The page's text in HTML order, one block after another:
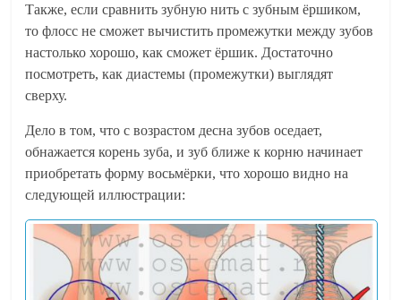
Также, если сравнить зубную нить с зубным ёршиком,
то флосс не сможет вычистить промежутки между зубов
настолько хорошо, как сможет ёршик. Достаточно
посмотреть, как диастемы (промежутки) выглядят
сверху.
Дело в том, что с возрастом десна зубов оседает,
обнажается корень зуба, и зуб ближе к корню начинает
приобретать форму восьмёрки, что хорошо видно на
следующей иллюстрации: